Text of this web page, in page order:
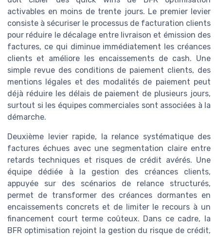
activables en moins de trente jours. Le premier levier
consiste à sécuriser le processus de facturation clients
pour réduire le décalage entre livraison et émission des
factures, ce qui diminue immédiatement les créances
clients et améliore les encaissements de cash. Une
simple revue des conditions de paiement clients, des
mentions légales et des modalités de paiement peut
déjà réduire les délais de paiement de plusieurs jours,
surtout si les équipes commerciales sont associées à la
démarche.
Deuxième levier rapide, la relance systématique des
factures échues avec une segmentation claire entre
retards techniques et risques de crédit avérés. Une
équipe dédiée à la gestion des créances clients,
appuyée sur des scénarios de relance structurés,
permet de transformer des créances dormantes en
encaissements concrets et de limiter le recours à un
financement court terme coûteux. Dans ce cadre, la
BFR optimisation rejoint la gestion du risque de crédit,